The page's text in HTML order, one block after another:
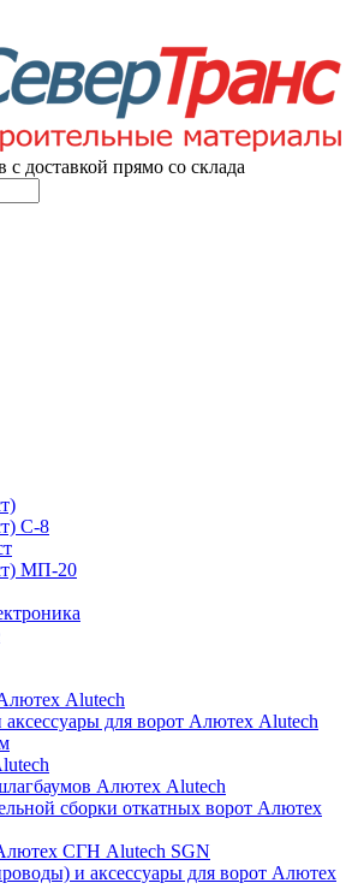
с доставкой прямо со склада
С-8
МП-20
Alutech
для ворот Алютех Alutech
Алютех Alutech
сборки откатных ворот Алютех
СГН Alutech SGN
и аксессуары для ворот Алютех